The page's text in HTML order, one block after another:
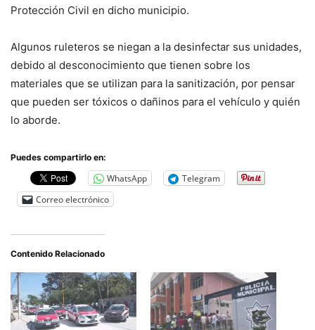
Protección Civil en dicho municipio.
Algunos ruleteros se niegan a la desinfectar sus unidades,
debido al desconocimiento que tienen sobre los
materiales que se utilizan para la sanitización, por pensar
que pueden ser tóxicos o dañinos para el vehículo y quién
lo aborde.
Puedes compartirlo en:
WhatsApp
Telegram
Correo electrónico
Contenido Relacionado